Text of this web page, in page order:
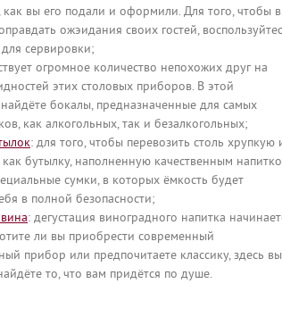
как вы его подали и оформили. Для того, чтобы в
ожэидания своих гостей,
сервировки;
огромное количество непохожих друг на
этих столовых приборов. В этой
бокалы, предназначенные для самых
как алкогольных, так и безалкогольных;
: для того, чтобы перевозить столь хрупкую
бутылку, наполненную качественным
сумки, в которых ёмкость будет
в полной безопасности;
: дегустация виноградного напитка
ли вы приобрести современный
прибор или предпочитаете классику, здесь вы
то, что вам придётся по душе.